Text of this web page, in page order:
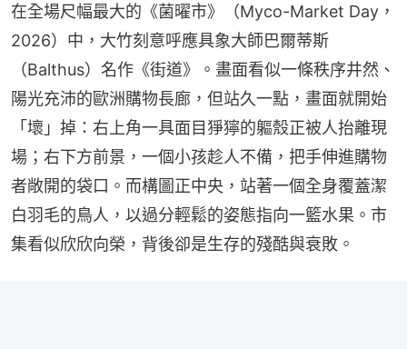
在全場尺幅最大的《菌曜市》（Myco-Market Day，
2026）中，大竹刻意呼應具象大師巴爾蒂斯
（Balthus）名作《街道》。畫面看似一條秩序井然、
陽光充沛的歐洲購物長廊，但站久一點，畫面就開始
「壞」掉：右上角一具面目猙獰的軀殼正被人抬離現
場；右下方前景，一個小孩趁人不備，把手伸進購物
者敞開的袋口。而構圖正中央，站著一個全身覆蓋潔
白羽毛的鳥人，以過分輕鬆的姿態指向一籃水果。市
集看似欣欣向榮，背後卻是生存的殘酷與衰敗。